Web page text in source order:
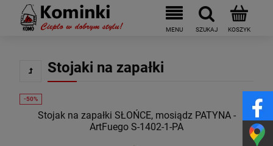
Stojaki na zapałki
Stojak na zapałki SŁOŃCE, mosiądz PATYNA -
ArtFuego S-1402-1-PA